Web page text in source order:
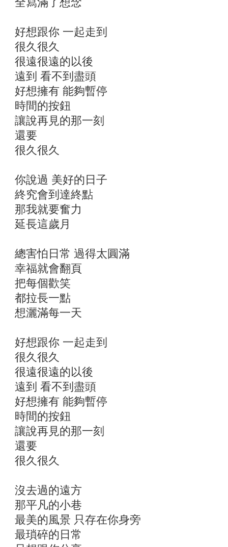
好想跟你 一起走到
很久很久
很遠很遠的以後
遠到 看不到盡頭
好想擁有 能夠暫停
時間的按鈕
讓說再見的那一刻
還要
很久很久
你說過 美好的日子
終究會到達終點
那我就要奮力
延長這歲月
總害怕日常 過得太圓滿
幸福就會翻頁
把每個歡笑
都拉長一點
想灑滿每一天
好想跟你 一起走到
很久很久
很遠很遠的以後
遠到 看不到盡頭
好想擁有 能夠暫停
時間的按鈕
讓說再見的那一刻
還要
很久很久
沒去過的遠方
那平凡的小巷
最美的風景 只存在你身旁
最瑣碎的日常